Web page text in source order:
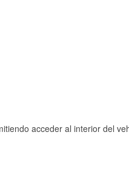
acceder al interior del